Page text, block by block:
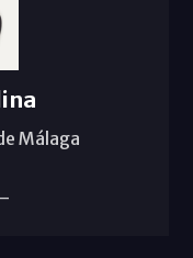
Málaga